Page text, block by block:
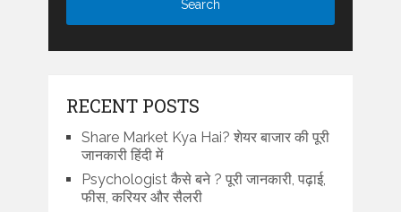
RECENT POSTS
Share Market Kya Hai? शेयर बाजार की पूरी
जानकारी हिंदी में
Psychologist कैसे बने ? पूरी जानकारी, पढ़ाई,
फीस, करियर और सैलरी